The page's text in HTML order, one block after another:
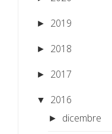
► 2019
► 2018
► 2017
▼ 2016
► dicembre